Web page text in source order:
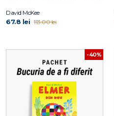
David McKee
67.8 lei 113.00 lei
-40%